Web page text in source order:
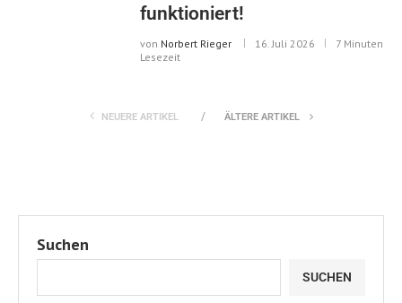
funktioniert!
von Norbert Rieger 16. Juli 2026
7 Minuten
Lesezeit
NEUERE ARTIKEL ÄLTERE ARTIKEL
Suchen
SUCHEN